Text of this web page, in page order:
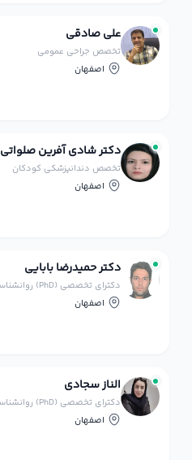
علی صادقی
تخصص جراحی عمومی
اصفهان
دکتر شادی آفرین صلواتی
تخصص دندانپزشکی کودکان
اصفهان
دکتر حمیدرضا بابایی
دکترای تخصصی (PhD) روانشناسی بالینی
اصفهان
الناز سجادی
دکترای تخصصی (PhD) روانشناسی بالینی
اصفهان